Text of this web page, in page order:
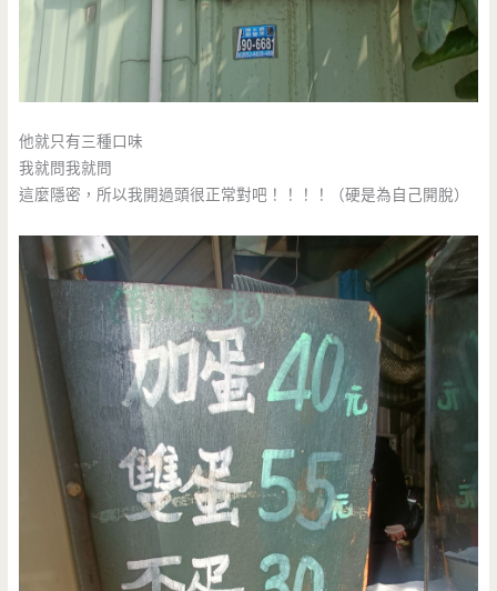
他就只有三種口味
我就問我就問
這麼隱密，所以我開過頭很正常對吧！！！！（硬是為自己開脫）